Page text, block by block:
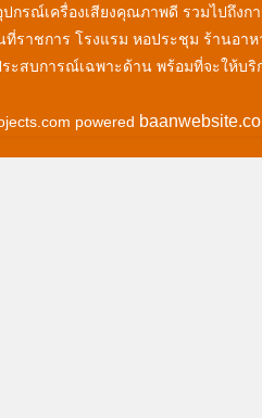
กรณ์เครื่องเสียงคุณภาพดี รวมไปถึงก
ราชการ โรงแรม หอประชุม ร้านอาห
ะสบการณ์เฉพาะด้าน พร้อมที่จะให้บ
powered